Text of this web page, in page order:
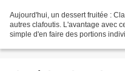
Aujourd'hui, un dessert fruitée :
autres clafoutis. L'avantage avec
simple d'en faire des portions